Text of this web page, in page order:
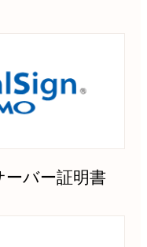
ーバー証明書